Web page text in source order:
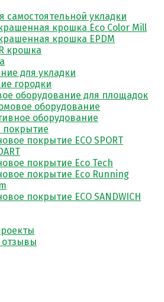
самостоятельной укладки
крошка Eco Color Mill
крошка EPDM
крошка
для укладки
городки
оборудование для площадок
оборудование
оборудование
покрытие
покрытие ECO SPORT
покрытие Eco Tech
покрытие Eco Running
покрытие ECO SANDWICH